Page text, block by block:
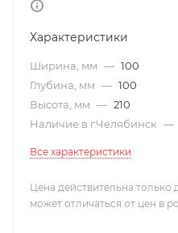
Характеристики
Ширина, мм — 100
Глубина, мм — 100
Высота, мм — 210
Наличие в г.Челябинск —
Все характеристики
Цена действительна только
может отличаться от цен в